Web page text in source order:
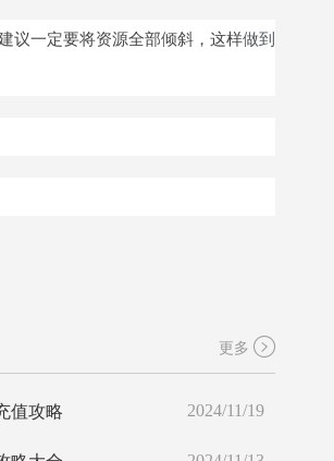
议一定要将资源全部倾斜，这样做到
更多
值攻略 2024/11/19